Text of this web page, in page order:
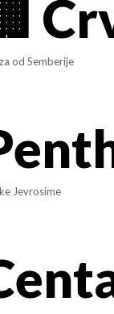
od Semberije
Jevrosime